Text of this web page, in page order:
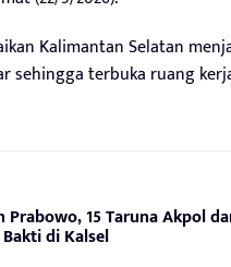
Kalimantan Selatan
sehingga terbuka ruang
15 Taruna Akpol
di Kalsel